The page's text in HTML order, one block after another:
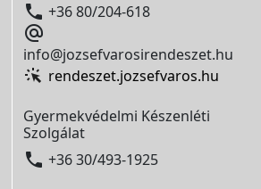
 +36 80/204-618

info@jozsefvarosirendeszet.hu
rendeszet.jozsefvaros.hu
Gyermekvédelmi Készenléti
Szolgálat
 +36 30/493-1925